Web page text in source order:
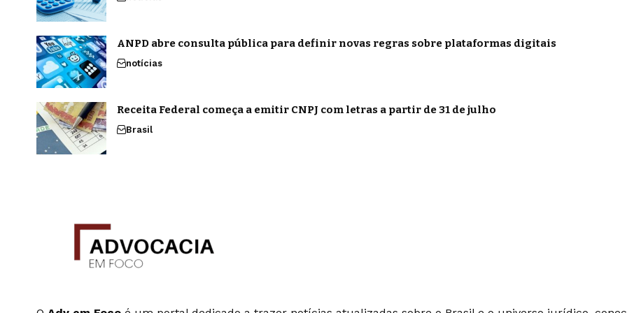
ANPD abre consulta pública para definir novas regras sobre plataformas digitais
notícias
Receita Federal começa a emitir CNPJ com letras a partir de 31 de julho
Brasil